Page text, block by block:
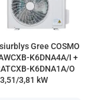
Gree COSMO
K6DNA4A/I +
K6DNA1A/O
3,51/3,81 kW